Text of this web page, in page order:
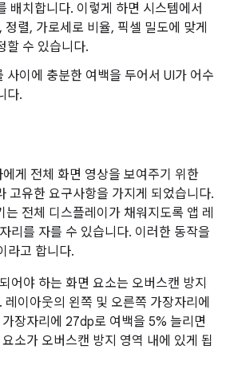
배치합니다. 이렇게 하면 시스템에서
렬, 가로세로 비율, 픽셀 밀도에 맞게
할 수 있습니다.
사이에 충분한 여백을 두어서 UI가 어수
다.
게 전체 화면 영상을 보여주기 위한
고유한 요구사항을 가지게 되었습니다.
전체 디스플레이가 채워지도록 앱 레
리를 자를 수 있습니다. 이러한 동작을
라고 합니다.
어야 하는 화면 요소는 오버스캔 방지
이아웃의 왼쪽 및 오른쪽 가장자리에
장자리에 27dp로 여백을 5% 늘리면
소가 오버스캔 방지 영역 내에 있게 됩